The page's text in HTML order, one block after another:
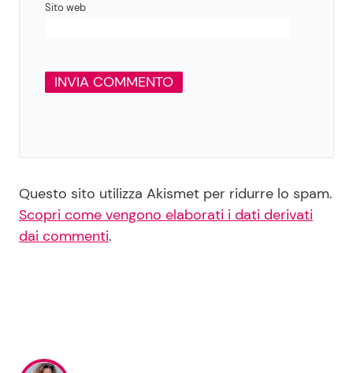
Sito web
Questo sito utilizza Akismet per ridurre lo spam.
Scopri come vengono elaborati i dati derivati
dai commenti.